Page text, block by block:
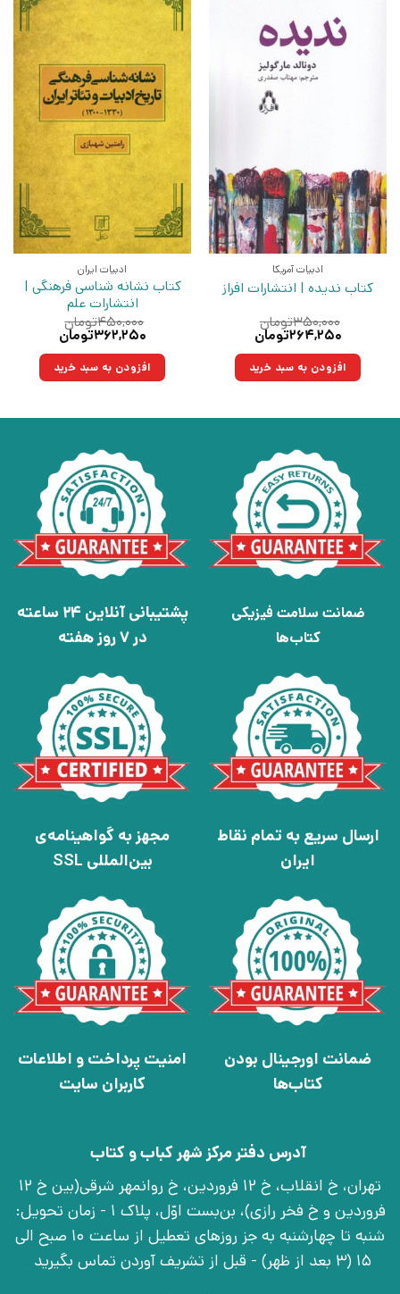
ادبیات آمریکا
کتاب ندیده | انتشارات افراز
۳۵۰,۰۰۰تومان
قیمت
۳۵۰,۰۰۰تومان
بود.
۲۶۴,۲۵۰تومان
۲۶۴,۲۵۰تومان.افزودن به سبد خرید
ادبیات ایران
کتاب نشانه شناسی فرهنگی |
انتشارات علم
۴۵۰,۰۰۰تومان
قیمت
۴۵۰,۰۰۰تومان
بود.
۳۶۲,۲۵۰تومان
۳۶۲,۲۵۰تومان.افزودن به سبد خرید
ضمانت سلامت فیزیکی
کتاب‌ها
پشتیبانی آنلاین 24 ساعته
در 7 روز هفته
ارسال سریع به تمام نقاط
ایران
مجهز به گواهینامه‌ی
بین‌المللی SSL
ضمانت اورجینال بودن
کتاب‌ها
امنیت پرداخت و اطلاعات
کاربران سایت
آدرس دفتر مرکز شهر کباب و کتاب
تهران، خ انقلاب، خ 12 فروردین، خ روانمهر شرقی(بین خ 12
فروردین و خ فخر رازی)، بن‌بست اوّل، پلاک 1 - زمان تحویل:
شنبه تا چهارشنبه به جز روزهای تعطیل از ساعت 10 صبح الی
15 (3 بعد از ظهر) - قبل از تشریف آوردن تماس بگیرید